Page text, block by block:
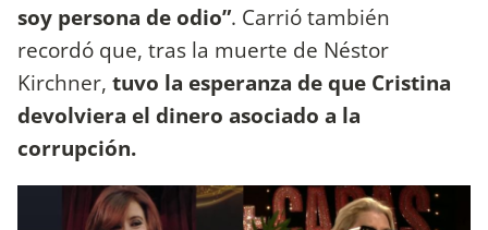
soy persona de odio”. Carrió también
recordó que, tras la muerte de Néstor
Kirchner, tuvo la esperanza de que Cristina
devolviera el dinero asociado a la
corrupción.